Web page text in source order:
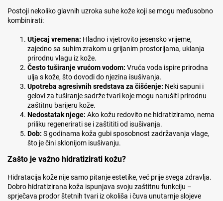
Postoji nekoliko glavnih uzroka suhe kože koji se mogu međusobno
kombinirati:
Utjecaj vremena: Hladno i vjetrovito jesensko vrijeme,
zajedno sa suhim zrakom u grijanim prostorijama, uklanja
prirodnu vlagu iz kože.
Često tuširanje vrućom vodom: Vruća voda ispire prirodna
ulja s kože, što dovodi do njezina isušivanja.
Upotreba agresivnih sredstava za čišćenje: Neki sapuni i
gelovi za tuširanje sadrže tvari koje mogu narušiti prirodnu
zaštitnu barijeru kože.
Nedostatak njege: Ako kožu redovito ne hidratiziramo, nema
priliku regenerirati se i zaštititi od isušivanja.
Dob: S godinama koža gubi sposobnost zadržavanja vlage,
što je čini sklonijom isušivanju.
Zašto je važno hidratizirati kožu?
Hidratacija kože nije samo pitanje estetike, već prije svega zdravlja.
Dobro hidratizirana koža ispunjava svoju zaštitnu funkciju –
sprječava prodor štetnih tvari iz okoliša i čuva unutarnje slojeve